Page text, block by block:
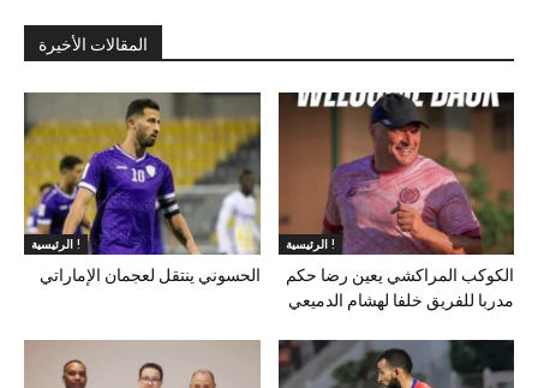
المقالات الأخيرة
الرئيسية !
الحسوني ينتقل لعجمان الإماراتي
الرئيسية !
الكوكب المراكشي يعين رضا حكم
مدربا للفريق خلفا لهشام الدميعي